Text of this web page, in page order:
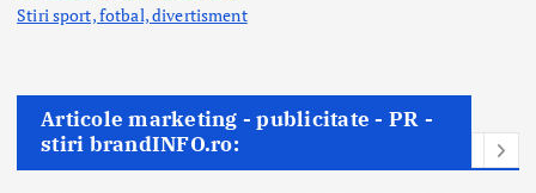
Stiri sport, fotbal,divertisment
Articole marketing - publicitate - PR -
stiri brandINFO.ro: